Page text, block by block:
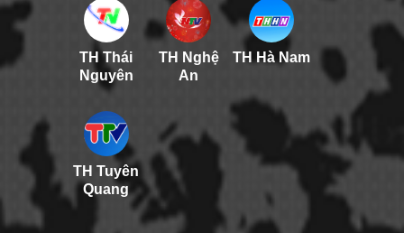
TH Thái
Nguyên
TH Nghệ
An
TH Hà Nam
TH Tuyên
Quang